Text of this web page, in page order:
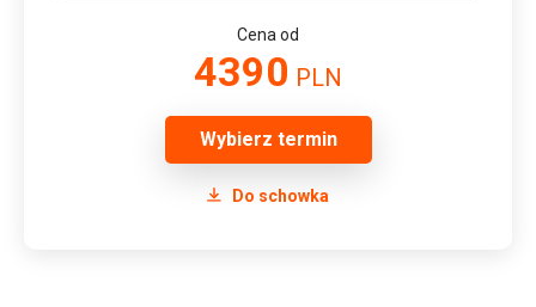
Cena od
4390 PLN
Wybierz termin
Do schowka